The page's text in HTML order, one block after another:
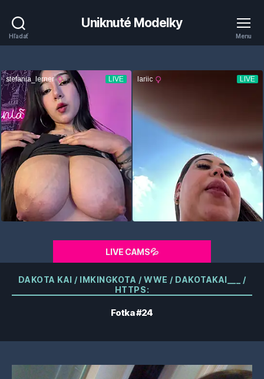
Hľadať
Uniknuté Modelky
Menu
LIVE CAMS💦
Kategórie
DAKOTA KAI / IMKINGKOTA / WWE / DAKOTAKAI___ /
HTTPS:
Fotka #24